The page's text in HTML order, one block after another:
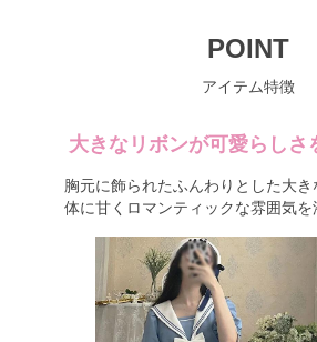
POINT
アイテム特徴
大きなリボンが可愛らしさ
胸元に飾られたふんわりとした大
体に甘くロマンティックな雰囲気を